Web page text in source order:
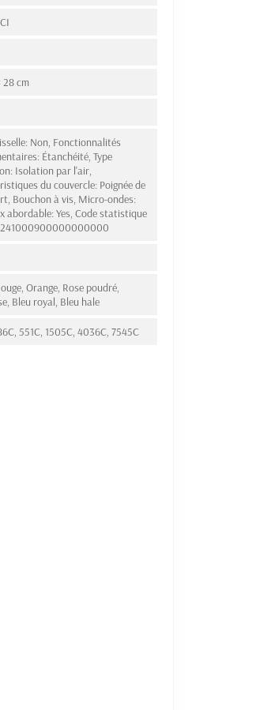
28 cm
Non, Fonctionnalités
Étanchéité, Type
Isolation par l'air,
du couvercle: Poignée de
Bouchon à vis, Micro-ondes:
abordable: Yes, Code statistique
Orange, Rose poudré,
Bleu royal, Bleu hale
551C, 1505C, 4036C, 7545C